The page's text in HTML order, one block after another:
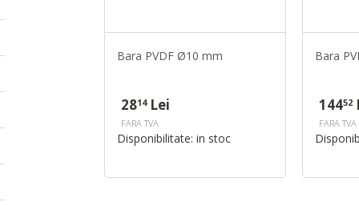
Bara PVDF Ø10 mm
2814Lei
FARA TVA
Disponibilitate: in stoc
Bara
14452
FARA TVA